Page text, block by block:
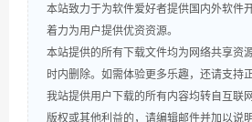
本站致力于为软件爱好者提供国内外软件
着力为用户提供优资资源。
本站提供的所有下载文件均为网络共享资
时内删除。如需体验更多乐趣，还请支持正
我站提供用户下载的所有内容均转自互联
版权或其他利益的，请编辑邮件并加以说